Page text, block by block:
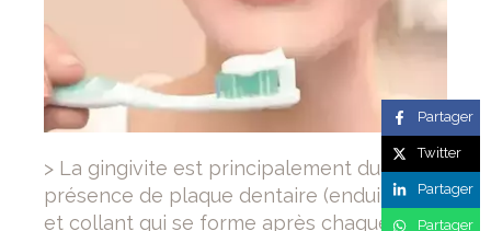
> La gingivite est principalement due à la
présence de plaque dentaire (enduit mou
et collant qui se forme après chaque
Partager
Twitter
Partager
Partager